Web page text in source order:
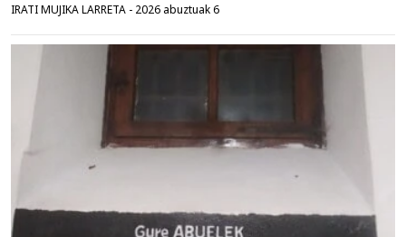
IRATI MUJIKA LARRETA - 2026 abuztuak 6